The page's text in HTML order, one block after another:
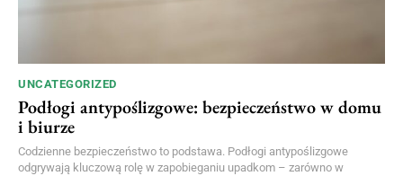
UNCATEGORIZED
Podłogi antypoślizgowe: bezpieczeństwo w domu
i biurze
Codzienne bezpieczeństwo to podstawa. Podłogi antypoślizgowe
odgrywają kluczową rolę w zapobieganiu upadkom – zarówno w